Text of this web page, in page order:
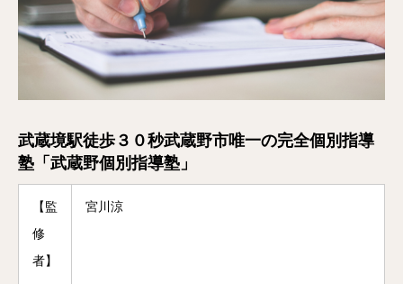
武蔵境駅徒歩３０秒武蔵野市唯一の完全個別指導
塾「武蔵野個別指導塾」
【監
修
者】
宮川涼